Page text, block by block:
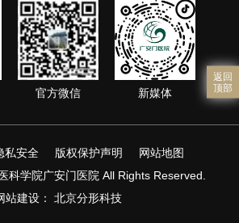
返回
顶部
官方微信 新媒体
私安全 版权保护声明
网站地图
科学院广安门医院 All Rights Reserved.
站建设 ： 北京分形科技